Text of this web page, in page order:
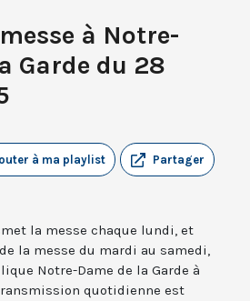
à Notre-
Garde du 28
Partager
à ma playlist
la messe chaque lundi, et
la messe du mardi au samedi,
Notre-Dame de la Garde à
quotidienne est